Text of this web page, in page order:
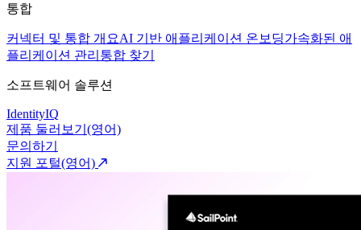
통합
커넥터 및 통합 개요AI 기반 애플리케이션 온보딩가속화된 애
플리케이션 관리 통합 찾기
소프트웨어 솔루션
IdentityIQ
제품 둘러보기(영어)
문의하기
지원 포털(영어)